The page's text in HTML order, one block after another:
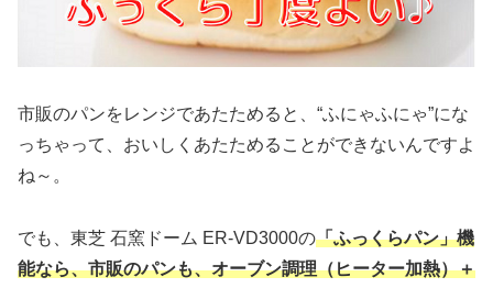
市販のパンをレンジであたためると、“ふにゃふにゃ”にな
っちゃって、おいしくあたためることができないんですよ
ね～。
でも、東芝 石窯ドーム ER-VD3000の「ふっくらパン」機
能なら、市販のパンも、オーブン調理（ヒーター加熱）＋